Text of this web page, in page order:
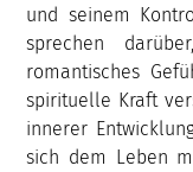
und seinem
sprechen
romantisches
spirituelle Kraft
innerer
sich dem Leben